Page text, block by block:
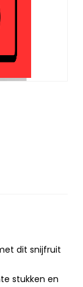
dit snijfruit
stukken en